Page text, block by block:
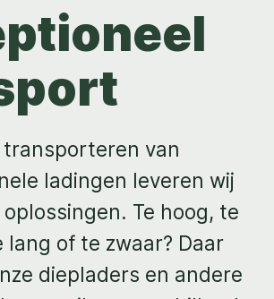
van
ladingen leveren wij
Te hoog, te
lang of te zwaar? Daar
diepladers en andere